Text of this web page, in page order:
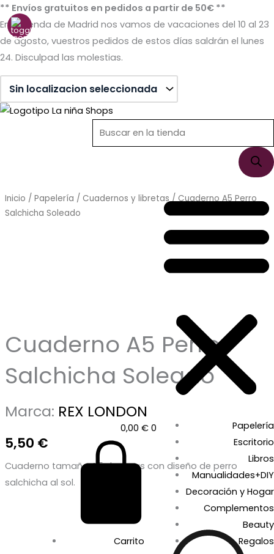
Ir
al
contenido
** Envíos gratuitos en pedidos a partir de 50€ **
En la tienda de Madrid nos vamos de vacaciones del 10 al 23
de agosto, vuestros pedidos de estos días saldrán el lunes
24. Disculpad las molestias.
Búsqueda
de
productos
0,00€ 0
Carrito
Papelería
Escritorio
Libros
Manualidades+DIY
Decoración y Hogar
Complementos
Beauty
Regalos
Búsqueda
de
productos
Inicio / Papelería / Cuadernos y libretas / Cuaderno A5 Perro
Salchicha Soleado
Cuaderno A5 Perro
Salchicha Soleado
Marca: REX LONDON
5,50 €
Cuaderno tamaño A5 de rayas con diseño de perro
salchicha al sol.